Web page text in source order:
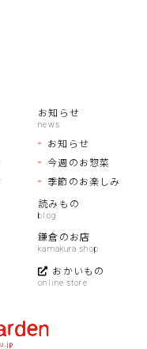
お知らせ
お知らせ
今週のお惣菜
季節のお楽しみ
読みもの
鎌倉のお店
おかいもの